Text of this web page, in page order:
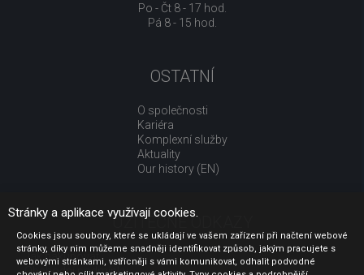
Po - Čt 8 - 17 hod.
Pá 8 - 15 hod.
OSTATNÍ
O společnosti
Kariéra
Komplexní služby
Aktuality
Our history (EN)
UŽITEČNÉ ODKAZY
Jak nakupovat
Obchodní podmínky
Stránky a aplikace využívají cookies.
Cookies jsou soubory, které se ukládají ve vašem zařízení při načtení webové
stránky, díky nim můžeme snadněji identifikovat způsob, jakým pracujete s
webovými stránkami, vstřícněji s vámi komunikovat, odhalit podvodné